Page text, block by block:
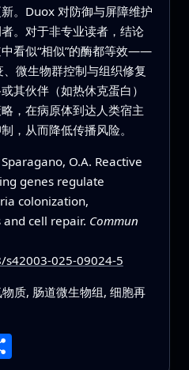
。Duox 对防御与屏障维护
。对于非专业读者，结论
看似“相似”的酶都等效——
微生物群控制与组织修复
其伙伴（如热休克蛋白）
，在病原体到达人类宿主
，从而降低传播风险。
O.A. Reactive
genes regulate
colonization,
cell repair. Commun
025-09024-5
质, 肠道微生物组, 细胞再
分
享